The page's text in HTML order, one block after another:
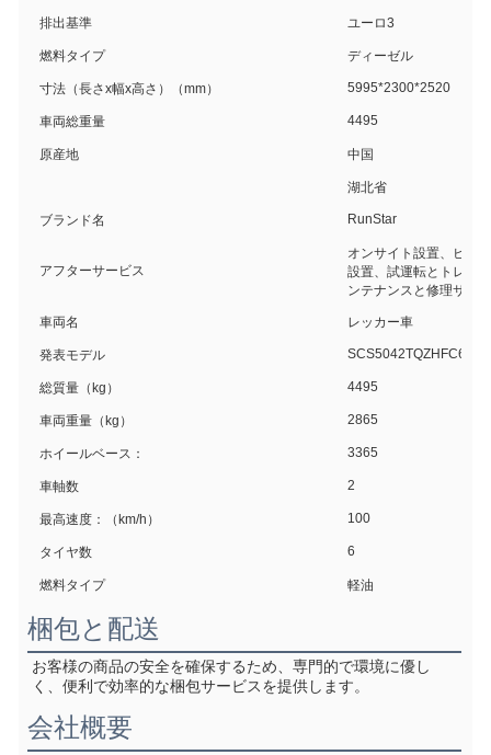
排出基準 ユーロ3
燃料タイプ ディーゼル
寸法（長さx幅x高さ）（mm） 5995*2300*2520
車両総重量 4495
原産地 中国
湖北省
ブランド名 RunStar
アフターサービス
オンサイト設置、ビデ
設置、試運転とトレー
ンテナンスと修理サー
車両名 レッカー車
発表モデル SCS5042TQZHFC6
総質量（kg） 4495
車両重量（kg） 2865
ホイールベース： 3365
車軸数 2
最高速度：（km/h） 100
タイヤ数 6
燃料タイプ 軽油
梱包と配送
お客様の商品の安全を確保するため、専門的で環境に優し
く、便利で効率的な梱包サービスを提供します。
会社概要